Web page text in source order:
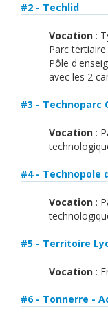
中文
English
Français
Connexion
#2 - Techlid
Vocation :
Parc
Pôle
avec les 2
#3 - Technoparc
Vocation :
#4 - Technopole
Vocation :
#5 - Territoire
Vocation :
#6 - Tonnerre -